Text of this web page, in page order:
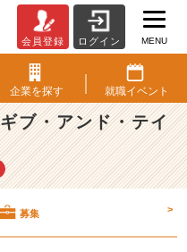
会員登録 ログイン MENU
企業を探す 就職イベント
ブ・アンド・テイ
募集 >